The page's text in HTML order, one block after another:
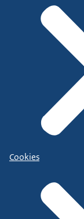
Cookies